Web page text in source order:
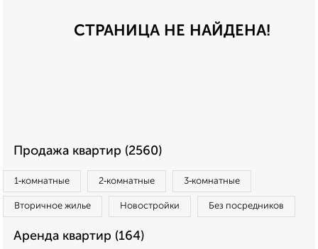
СТРАНИЦА НЕ НАЙДЕНА!
Продажа квартир (2560)
1‑комнатные 2‑комнатные 3‑комнатные
Вторичное жилье Новостройки Без посредников
Аренда квартир (164)